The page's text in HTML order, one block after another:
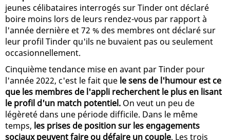
jeunes célibataires interrogés sur Tinder ont déclaré
boire moins lors de leurs rendez-vous par rapport à
l'année dernière et 72 % des membres ont déclaré sur
leur profil Tinder qu'ils ne buvaient pas ou seulement
occasionnellement.
Cinquième tendance mise en avant par Tinder pour
l'année 2022, c'est le fait que le sens de l'humour est ce
que les membres de l'appli recherchent le plus en lisant
le profil d'un match potentiel. On veut un peu de
légèreté dans une période difficile. Dans le même
temps, les prises de position sur les engagements
sociaux peuvent faire ou défaire un couple. Les trois